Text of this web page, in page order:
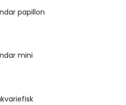
papillon
mini